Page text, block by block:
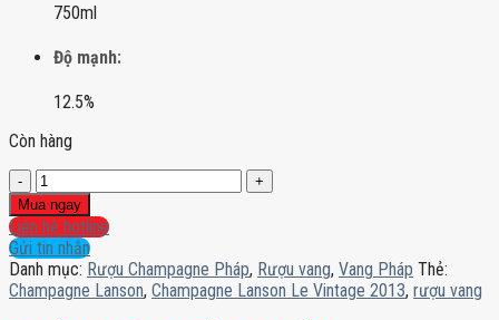
750ml
Độ mạnh:
12.5%
Còn hàng
Champagne
Lanson
Le
Vintage
2013
số
lượng
Mua ngay
Liên hệ hotline
Gửi tin nhắn
Danh mục: Rượu Champagne Pháp, Rượu vang, Vang Pháp Thẻ:
Champagne Lanson, Champagne Lanson Le Vintage 2013, rượu vang